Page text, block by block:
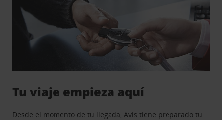
Tu viaje empieza aquí
Desde el momento de tu llegada, Avis tiene preparado tu